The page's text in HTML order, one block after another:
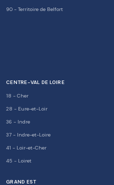
90 - Territoire de Belfort
CENTRE-VAL DE LOIRE
18 - Cher
28 - Eure-et-Loir
36 - Indre
37 - Indre-et-Loire
41 - Loir-et-Cher
45 - Loiret
GRAND EST